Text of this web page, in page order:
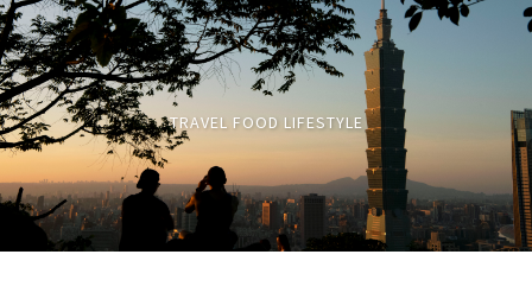
TRAVEL FOOD LIFESTYLE